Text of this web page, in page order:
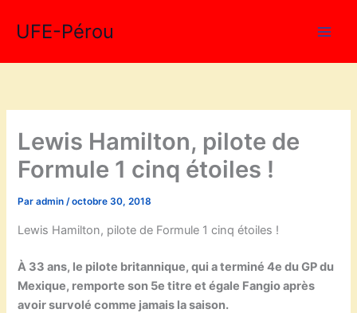
UFE-Pérou
Lewis Hamilton, pilote de
Formule 1 cinq étoiles !
Paradmin/octobre 30, 2018
Lewis Hamilton, pilote de Formule 1 cinq étoiles !
À 33 ans, le pilote britannique, qui a terminé 4e du GP du
Mexique, remporte son 5e titre et égale Fangio après
avoir survolé comme jamais la saison.